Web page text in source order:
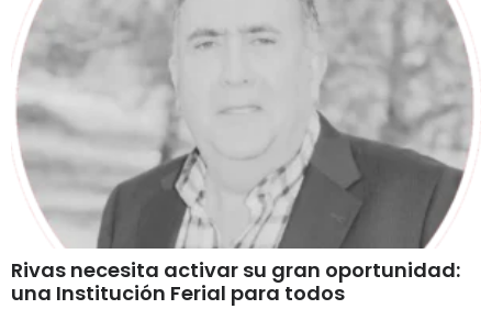
Rivas necesita activar su gran oportunidad:
una Institución Ferial para todos